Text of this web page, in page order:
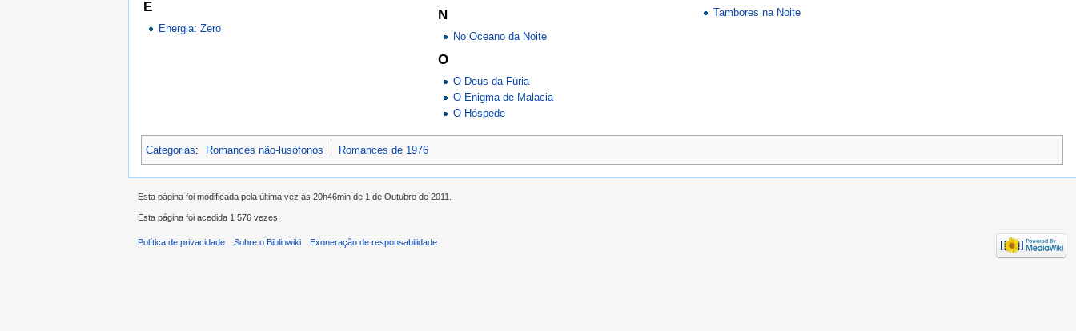
E
Energia: Zero
N
No Oceano da Noite
O
O Deus da Fúria
O Enigma de Malacia
O Hóspede
Tambores na Noite
Categorias: Romances não-lusófonos Romances de 1976
Esta página foi modificada pela última vez às 20h46min de 1 de Outubro de 2011.
Esta página foi acedida 1 576 vezes.
Política de privacidade Sobre o Bibliowiki Exoneração de responsabilidade